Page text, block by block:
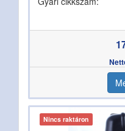
Nincs raktáron